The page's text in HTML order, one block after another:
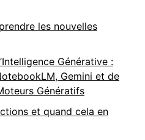
les nouvelles
Générative :
Gemini et de
Génératifs
et quand cela en